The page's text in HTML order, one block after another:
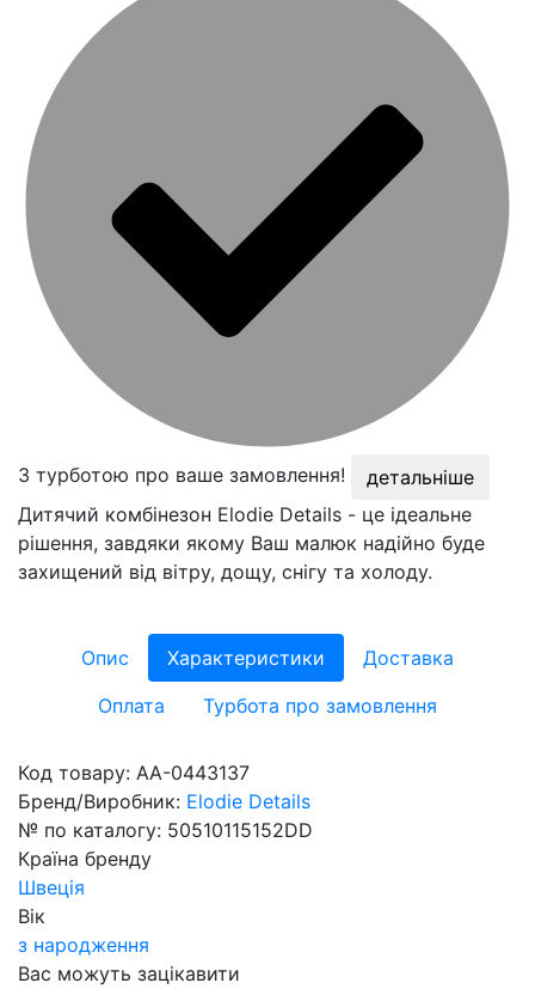
З турботою про ваше замовлення!
детальніше
Дитячий комбінезон Elodie Details - це ідеальне
рішення, завдяки якому Ваш малюк надійно буде
захищений від вітру, дощу, снігу та холоду.
Опис Характеристики
Доставка
Оплата
Турбота про замовлення
Код товару: AA-0443137
Бренд/Виробник: Elodie Details
№ по каталогу: 50510115152DD
Країна бренду
Швеція
Вік
з народження
Вас можуть зацікавити